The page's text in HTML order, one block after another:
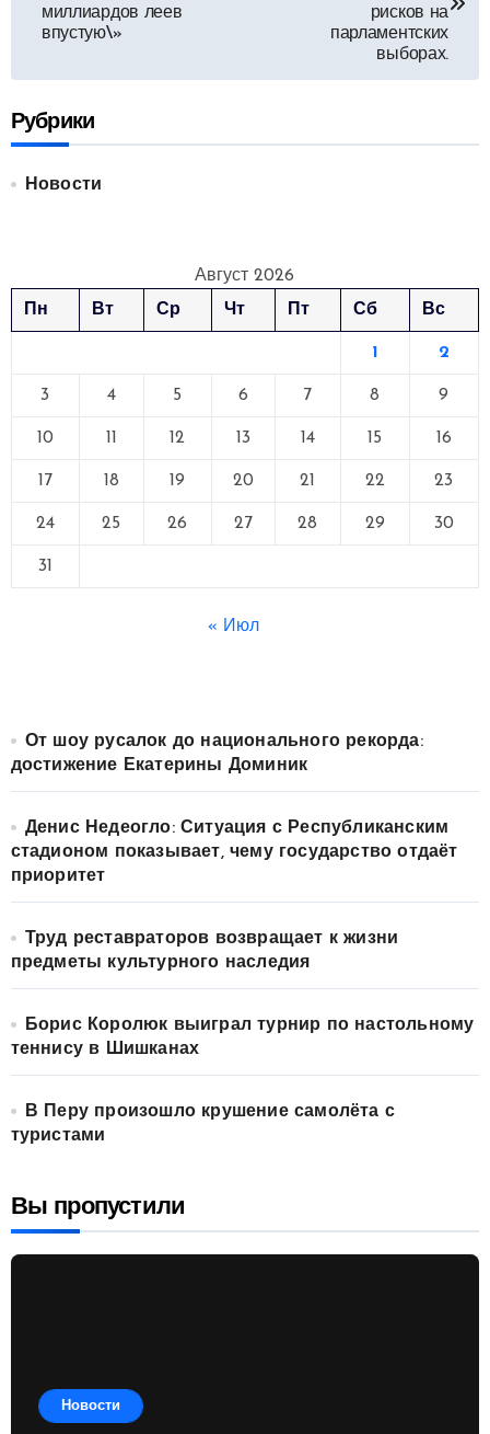
записям
миллиардов леев
впустую\»
рисков на
парламентских
выборах.
Рубрики
Новости
Август 2026
Пн
Вт Ср Чт Пт Сб Вс
1 2
3 4 5 6 7 8 9
10 11 12 13 14 15 16
17 18 19 20 21 22 23
24 25 26 27 28 29 30
31
« Июл
От шоу русалок до национального рекорда:
достижение Екатерины Доминик
Денис Недеогло: Ситуация с Республиканским
стадионом показывает, чему государство отдаёт
приоритет
Труд реставраторов возвращает к жизни
предметы культурного наследия
Борис Королюк выиграл турнир по настольному
теннису в Шишканах
В Перу произошло крушение самолёта с
туристами
Вы пропустили
Новости